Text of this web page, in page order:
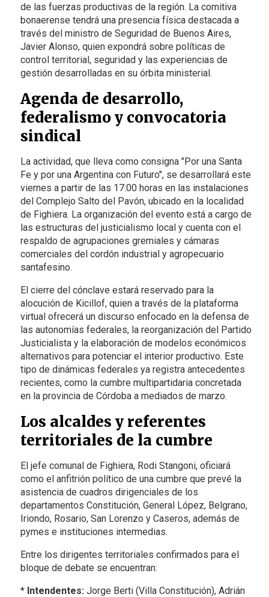
de las fuerzas productivas de la región. La comitiva
bonaerense tendrá una presencia física destacada a
través del ministro de Seguridad de Buenos Aires,
Javier Alonso, quien expondrá sobre políticas de
control territorial, seguridad y las experiencias de
gestión desarrolladas en su órbita ministerial.
Agenda de desarrollo,
federalismo y convocatoria
sindical
La actividad, que lleva como consigna "Por una Santa
Fe y por una Argentina con Futuro", se desarrollará este
viernes a partir de las 17:00 horas en las instalaciones
del Complejo Salto del Pavón, ubicado en la localidad
de Fighiera. La organización del evento está a cargo de
las estructuras del justicialismo local y cuenta con el
respaldo de agrupaciones gremiales y cámaras
comerciales del cordón industrial y agropecuario
santafesino.
El cierre del cónclave estará reservado para la
alocución de Kicillof, quien a través de la plataforma
virtual ofrecerá un discurso enfocado en la defensa de
las autonomías federales, la reorganización del Partido
Justicialista y la elaboración de modelos económicos
alternativos para potenciar el interior productivo. Este
tipo de dinámicas federales ya registra antecedentes
recientes, como la cumbre multipartidaria concretada
en la provincia de Córdoba a mediados de marzo.
Los alcaldes y referentes
territoriales de la cumbre
El jefe comunal de Fighiera, Rodi Stangoni, oficiará
como el anfitrión político de una cumbre que prevé la
asistencia de cuadros dirigenciales de los
departamentos Constitución, General López, Belgrano,
Iriondo, Rosario, San Lorenzo y Caseros, además de
pymes e instituciones intermedias.
Entre los dirigentes territoriales confirmados para el
bloque de debate se encuentran:
* Intendentes:Jorge Berti (Villa Constitución), Adrián